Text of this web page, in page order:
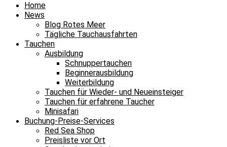
Home
News
Blog Rotes Meer
Tägliche Tauchausfahrten
Tauchen
Ausbildung
Schnuppertauchen
Beginnerausbildung
Weiterbildung
Tauchen für Wieder- und Neueinsteiger
Tauchen für erfahrene Taucher
Minisafari
Buchung-Preise-Services
Red Sea Shop
Preisliste vor Ort